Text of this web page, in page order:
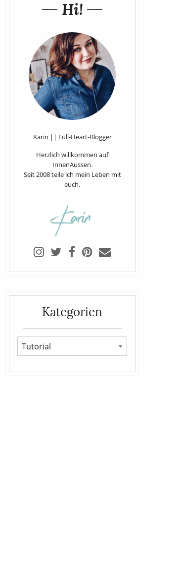
Hi!
Karin || Full-Heart-Blogger
Herzlich willkommen auf
InnenAussen.
Seit 2008 teile ich mein Leben mit
euch.
Kategorien